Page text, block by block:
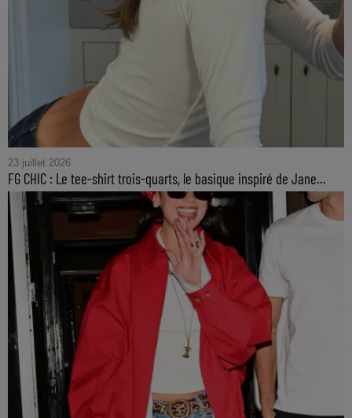
23 juillet 2026
FG CHIC : Le tee-shirt trois-quarts, le basique inspiré de Jane...